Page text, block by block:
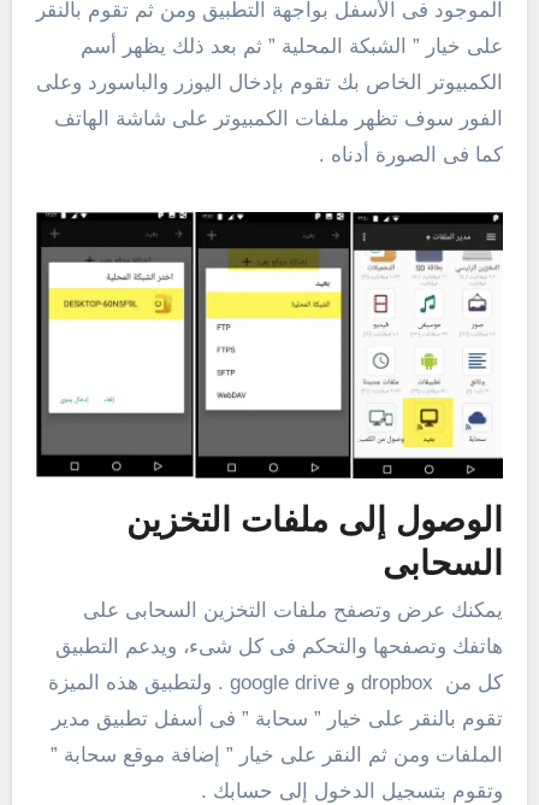
الموجود فى الأسفل بواجهة التطبيق ومن ثم تقوم بالنقر
على خيار ” الشبكة المحلية ” ثم بعد ذلك يظهر أسم
الكمبيوتر الخاص بك تقوم بإدخال اليوزر والباسورد وعلى
الفور سوف تظهر ملفات الكمبيوتر على شاشة الهاتف
كما فى الصورة أدناه .
الوصول إلى ملفات التخزين
السحابى
يمكنك عرض وتصفح ملفات التخزين السحابى على
هاتفك وتصفحها والتحكم فى كل شىء، ويدعم التطبيق
كل من dropbox و google drive . ولتطبيق هذه الميزة
تقوم بالنقر على خيار ” سحابة ” فى أسفل تطبيق مدير
الملفات ومن ثم النقر على خيار ” إضافة موقع سحابة ”
وتقوم بتسجيل الدخول إلى حسابك .